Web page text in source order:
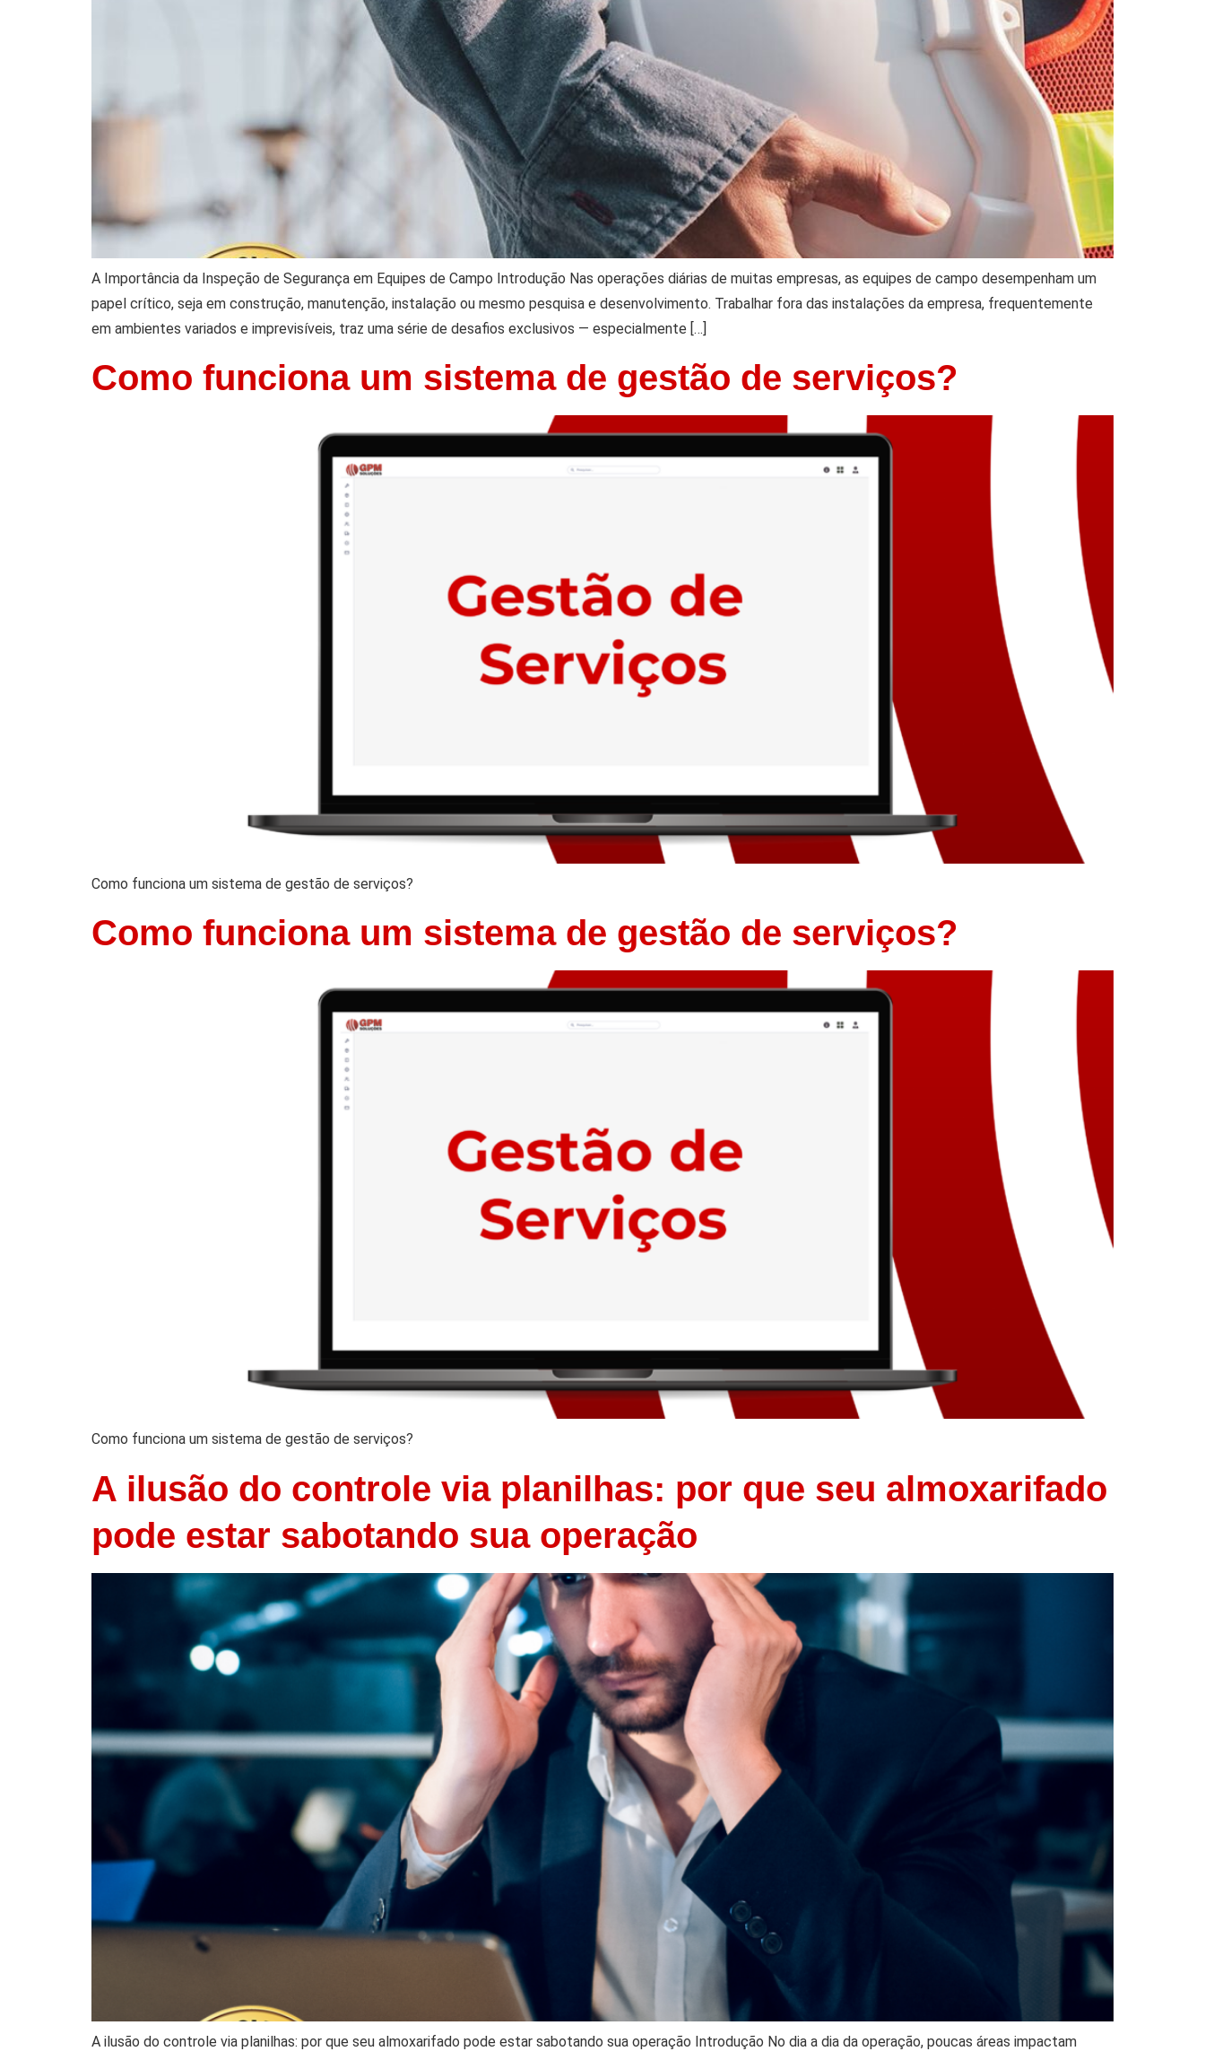
A Importância da Inspeção de Segurança em Equipes de Campo Introdução Nas operações diárias de muitas empresas, as equipes de campo desempenham um
papel crítico, seja em construção, manutenção, instalação ou mesmo pesquisa e desenvolvimento. Trabalhar fora das instalações da empresa, frequentemente
em ambientes variados e imprevisíveis, traz uma série de desafios exclusivos — especialmente […]
Como funciona um sistema de gestão de serviços?
Como funciona um sistema de gestão de serviços?
Como funciona um sistema de gestão de serviços?
Como funciona um sistema de gestão de serviços?
A ilusão do controle via planilhas: por que seu almoxarifado
pode estar sabotando sua operação
A ilusão do controle via planilhas: por que seu almoxarifado pode estar sabotando sua operação Introdução No dia a dia da operação, poucas áreas impactam